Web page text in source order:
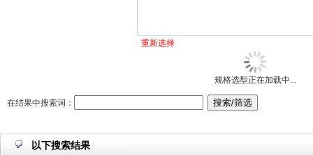
重新选择
规格选型正在加载中...
在结果中搜索词：
以下搜索结果